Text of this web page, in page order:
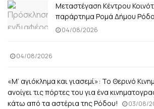
Μεταστέγαση Κέντρου
παράρτημα Ρομά Δήμου
04/08/2026
04/08/2026
«Μ’ αγιόκλημα και γιασεμί»: Το Θερινό
ανοίγει τις πόρτες του για ένα
κάτω από τα αστέρια της Ρόδου!
03/08/